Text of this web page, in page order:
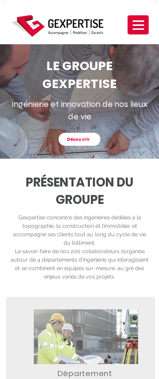
LE GROUPE
GEXPERTISE
Ingénierie et innovation de nos lieux
de vie
Découvrir
PRÉSENTATION DU
GROUPE
Gexpertise concentre des ingénieries dédiées à la
topographie, la construction et l’immobilier, et
accompagne ses clients tout au long du cycle de vie
du bâtiment.
Le savoir-faire de nos 200 collaborateurs s’organise
autour de 4 départements d'ingénierie qui interagissent
et se combinent en équipes sur-mesure, au gré des
enjeux variés de vos projets.
Département